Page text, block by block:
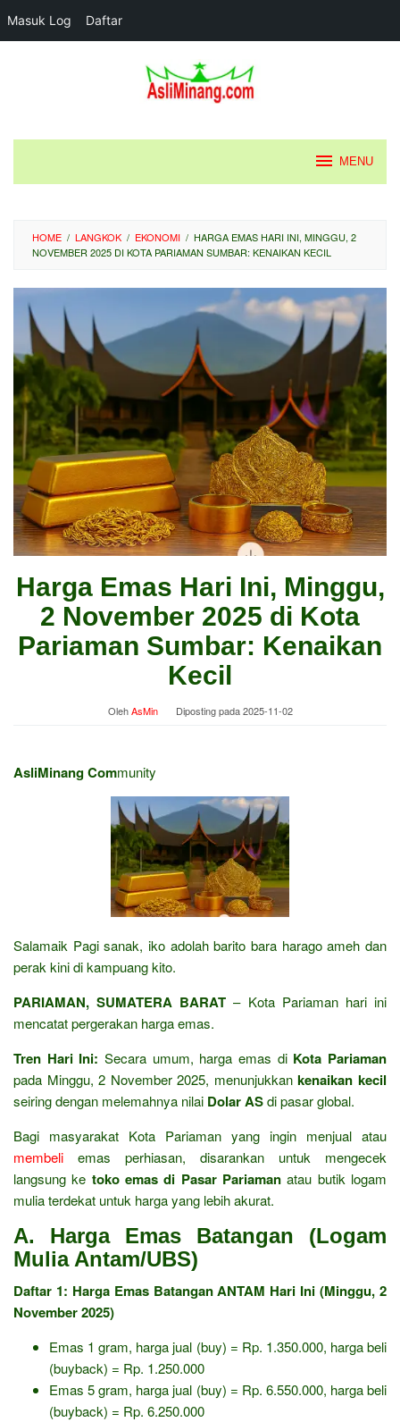
Masuk Log Daftar
MENU
HOME / LANGKOK / EKONOMI / HARGA EMAS HARI INI, MINGGU, 2
NOVEMBER 2025 DI KOTA PARIAMAN SUMBAR: KENAIKAN KECIL
Harga Emas Hari Ini, Minggu,
2 November 2025 di Kota
Pariaman Sumbar: Kenaikan
Kecil
OlehAsMin Diposting pada2025-11-02
AsliMinang Community
Salamaik Pagi sanak, iko adolah barito bara harago ameh dan
perak kini di kampuang kito.
PARIAMAN, SUMATERA BARAT – Kota Pariaman hari ini
mencatat pergerakan harga emas.
Tren Hari Ini: Secara umum, harga emas di Kota Pariaman
pada Minggu, 2 November 2025, menunjukkankenaikan kecil
seiring dengan melemahnya nilai Dolar ASdi pasar global.
Bagi masyarakat Kota Pariaman yang ingin menjual atau
membeli emas perhiasan, disarankan untuk mengecek
langsung ke toko emas di Pasar Pariaman atau butik logam
mulia terdekat untuk harga yang lebih akurat.
A. Harga Emas Batangan (Logam
Mulia Antam/UBS)
Daftar 1: Harga Emas Batangan ANTAM Hari Ini (Minggu, 2
November 2025)
Emas 1 gram, harga jual (buy) = Rp. 1.350.000, harga beli
(buyback) = Rp. 1.250.000
Emas 5 gram, harga jual (buy) = Rp. 6.550.000, harga beli
(buyback) = Rp. 6.250.000